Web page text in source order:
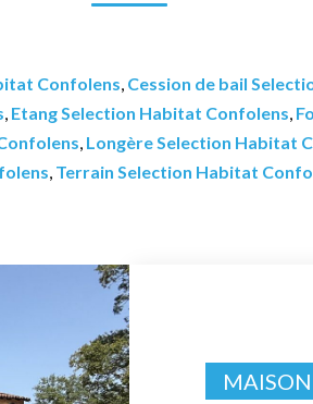
Confolens, Cession de bail
, Etang Selection Habitat Confolens,
, Longère Selection Habitat
, Terrain Selection Habitat